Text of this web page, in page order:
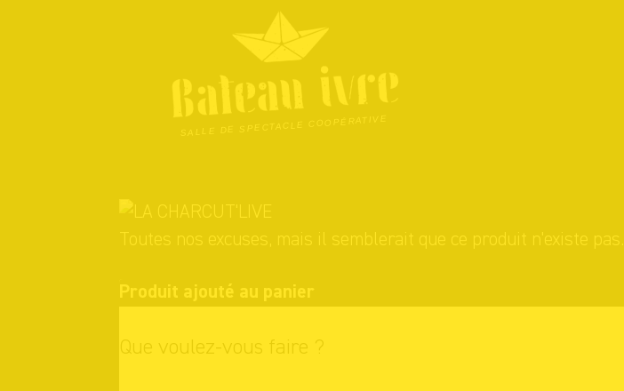
Toutes nos excuses, mais il semblerait que ce produit n'existe pas.
Produit ajouté au panier
Que voulez-vous faire ?